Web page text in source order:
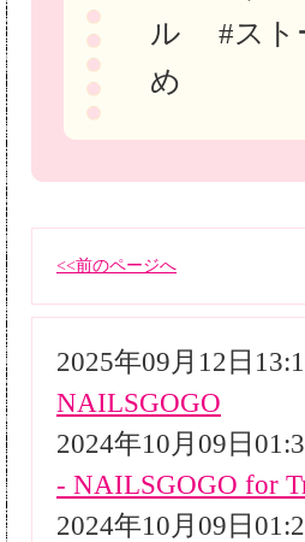
ル #スト
め
<<前のページへ
2025年09月12日
NAILSGOGO
2024年10月09日
- NAILSGOGO for
2024年10月09日